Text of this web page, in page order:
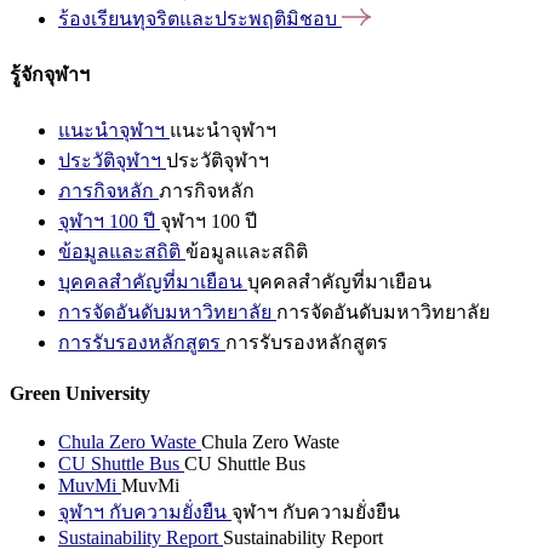
ร้องเรียนทุจริตและประพฤติมิชอบ
รู้จักจุฬาฯ
แนะนำจุฬาฯ แนะนำจุฬาฯ
ประวัติจุฬาฯ ประวัติจุฬาฯ
ภารกิจหลัก ภารกิจหลัก
จุฬาฯ 100 ปี จุฬาฯ 100 ปี
ข้อมูลและสถิติ ข้อมูลและสถิติ
บุคคลสำคัญที่มาเยือน บุคคลสำคัญที่มาเยือน
การจัดอันดับมหาวิทยาลัย การจัดอันดับมหาวิทยาลัย
การรับรองหลักสูตร การรับรองหลักสูตร
Green University
Chula Zero Waste Chula Zero Waste
CU Shuttle Bus CU Shuttle Bus
MuvMi MuvMi
จุฬาฯ กับความยั่งยืน จุฬาฯ กับความยั่งยืน
Sustainability Report Sustainability Report